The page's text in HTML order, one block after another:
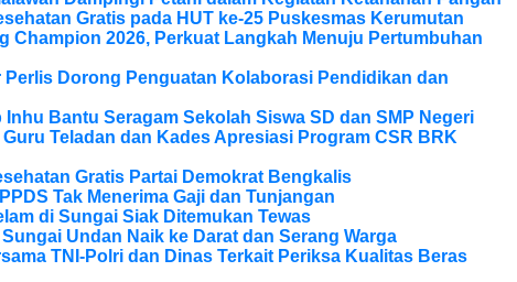
Gratis pada HUT ke-25 Puskesmas Kerumutan
Champion 2026, Perkuat Langkah Menuju Pertumbuhan
Perlis Dorong Penguatan Kolaborasi Pendidikan dan
Bantu Seragam Sekolah Siswa SD dan SMP Negeri
Teladan dan Kades Apresiasi Program CSR BRK
Gratis Partai Demokrat Bengkalis
Tak Menerima Gaji dan Tunjangan
di Sungai Siak Ditemukan Tewas
Undan Naik ke Darat dan Serang Warga
TNI-Polri dan Dinas Terkait Periksa Kualitas Beras